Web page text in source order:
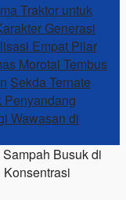
Traktor untuk
Generasi
Empat Pilar
Morotai Tembus
Sekda Ternate
Penyandang
Wawasan di
Sampah Busuk di